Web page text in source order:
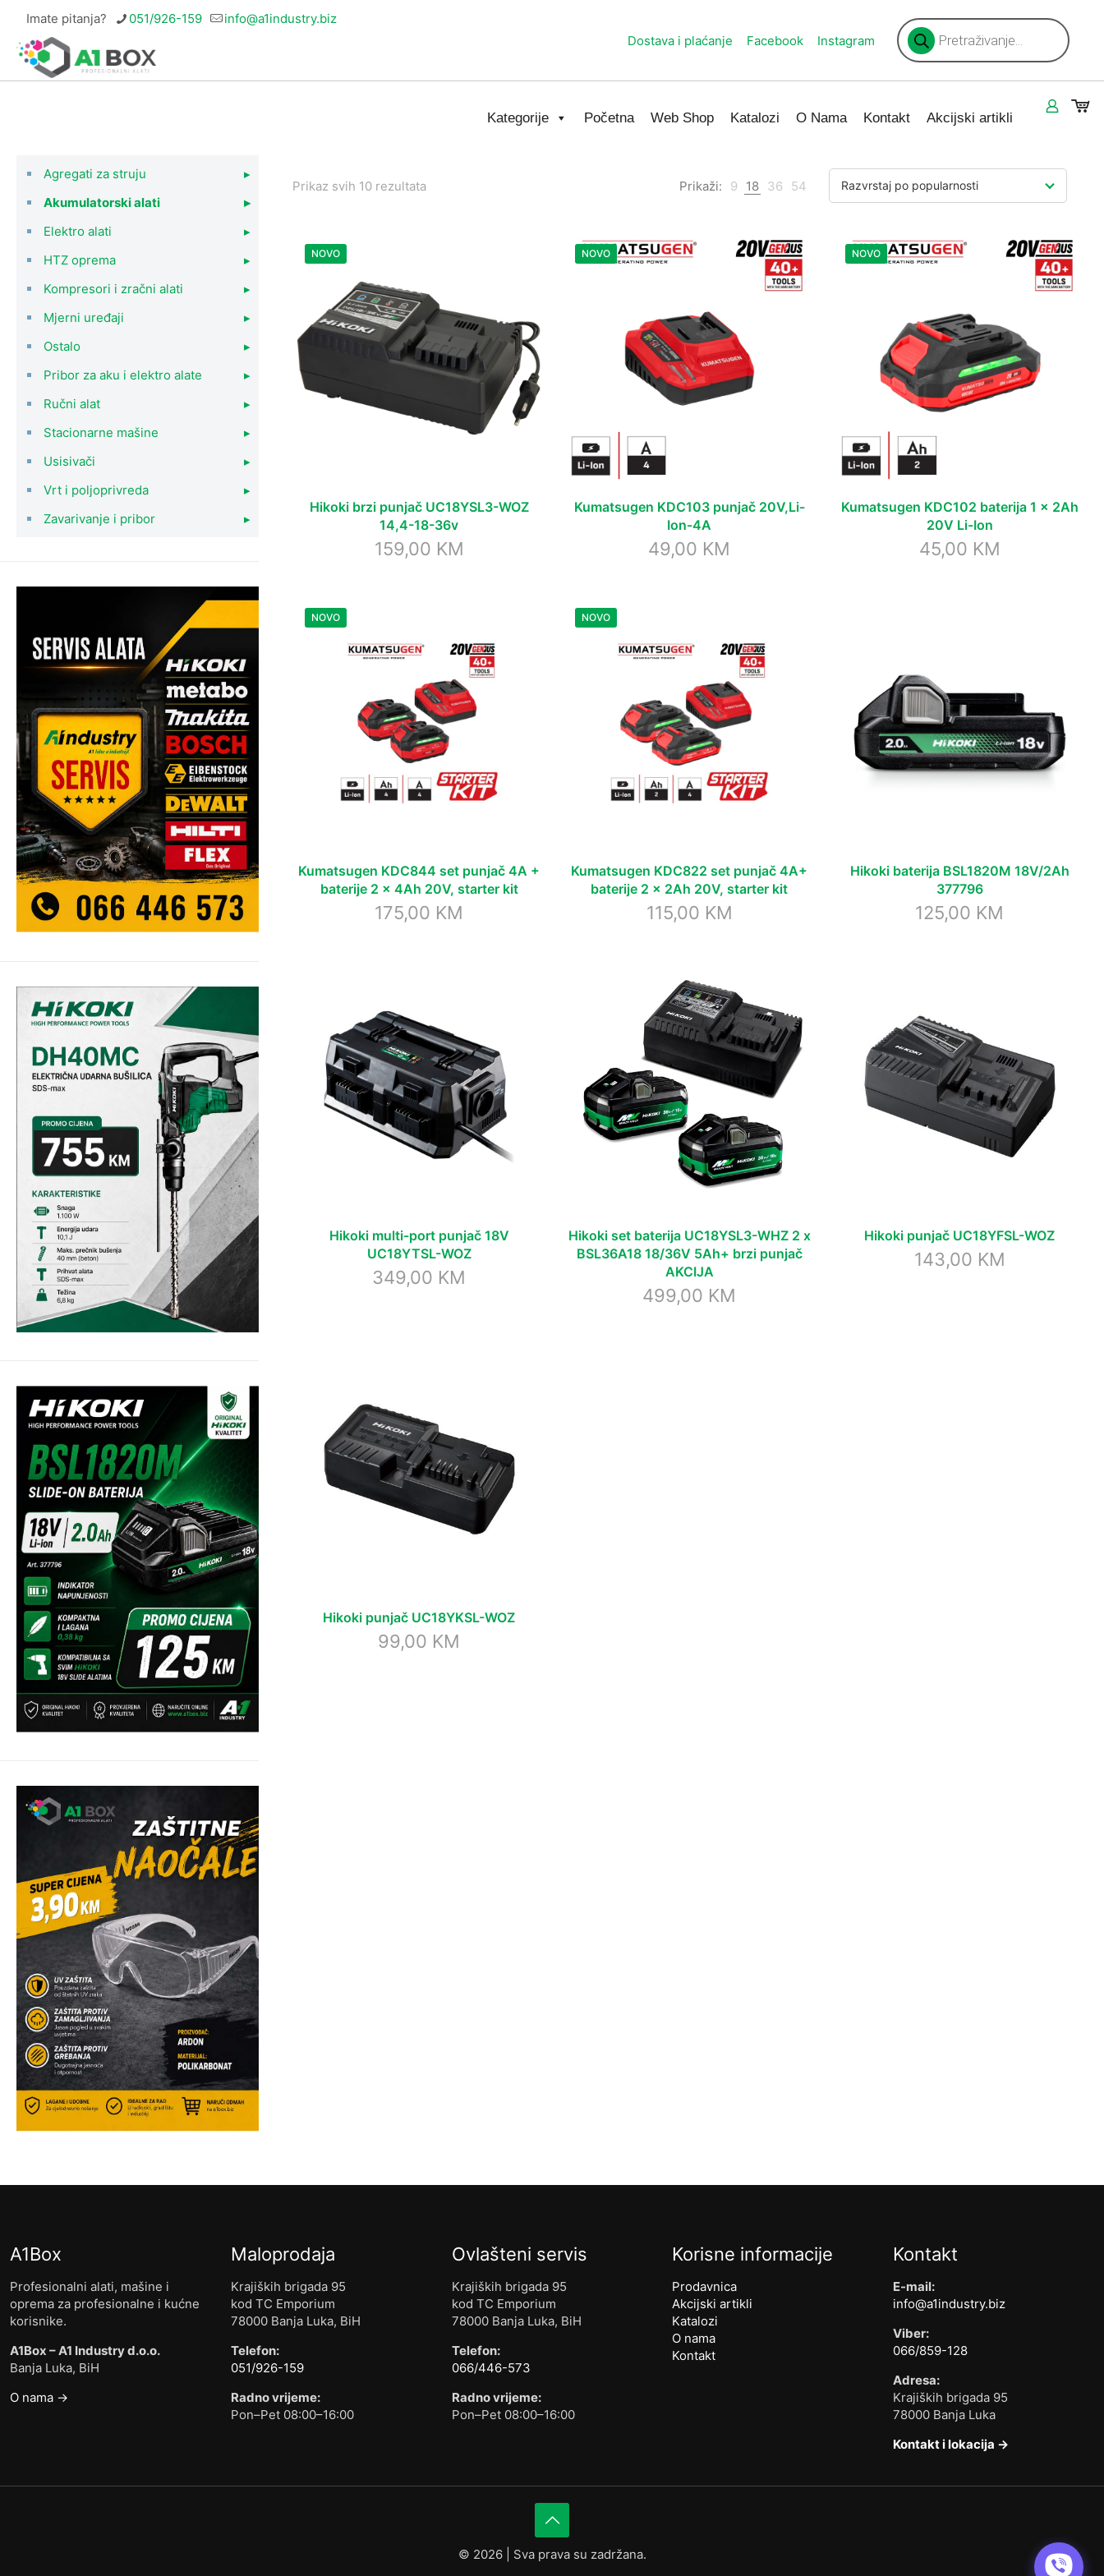
Imate pitanja? 051/926-159
info@a1industry.biz
Dostava i plaćanje
Facebook Instagram
Products
search
Kategorije Početna Web Shop Katalozi O Nama Kontakt Akcijski artikli
Prikaz svih 10 rezultataSorted
Prikaži: 9 18 36 54 Razvrstaj po popularnosti
NOVO
Hikoki brzi punjač UC18YSL3-WOZ
14,4-18-36v
159,00 KM
NOVO
Kumatsugen KDC103 punjač 20V,Li-
Ion-4A
49,00 KM
NOVO
Kumatsugen KDC102 baterija 1 x 2Ah
20V Li-Ion
45,00 KM
NOVO
Kumatsugen KDC844 set punjač 4A +
baterije 2 x 4Ah 20V, starter kit
175,00 KM
NOVO
Kumatsugen KDC822 set punjač 4A+
baterije 2 x 2Ah 20V, starter kit
115,00 KM
Hikoki baterija BSL1820M 18V/2Ah
377796
125,00 KM
Hikoki multi-port punjač 18V
UC18YTSL-WOZ
349,00 KM
Hikoki set baterija UC18YSL3-WHZ 2 x
BSL36A18 18/36V 5Ah+ brzi punjač
AKCIJA
499,00 KM
Hikoki punjač UC18YFSL-WOZ
143,00 KM
Hikoki punjač UC18YKSL-WOZ
99,00 KM
Agregati za struju
▸
Akumulatorski alati
▸
Elektro alati
▸
HTZ oprema
▸
Kompresori i zračni alati
▸
Mjerni uređaji
▸
Ostalo
▸
Pribor za aku i elektro alate
▸
Ručni alat
▸
Stacionarne mašine
▸
Usisivači
▸
Vrt i poljoprivreda
▸
Zavarivanje i pribor
▸
A1Box
Profesionalni alati, mašine i
oprema za profesionalne i kućne
korisnike.
A1Box – A1 Industry d.o.o.
Banja Luka, BiH
O nama →
Maloprodaja
Krajiških brigada 95
kod TC Emporium
78000 Banja Luka, BiH
Telefon:
051/926-159
Radno vrijeme:
Pon–Pet 08:00–16:00
Ovlašteni servis
Krajiških brigada 95
kod TC Emporium
78000 Banja Luka, BiH
Telefon:
066/446-573
Radno vrijeme:
Pon–Pet 08:00–16:00
Korisne informacije
Prodavnica
Akcijski artikli
Katalozi
O nama
Kontakt
Kontakt
E-mail:
info@a1industry.biz
Viber:
066/859-128
Adresa:
Krajiških brigada 95
78000 Banja Luka
Kontakt i lokacija →
© 2026 | Sva prava su zadržana.